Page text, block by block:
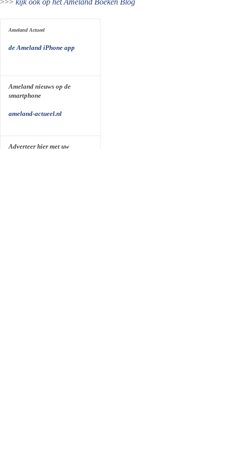
Ameland Actueel
de Ameland iPhone app
Ameland nieuws op de
smartphone
ameland-actueel.nl
Adverteer hier met uw